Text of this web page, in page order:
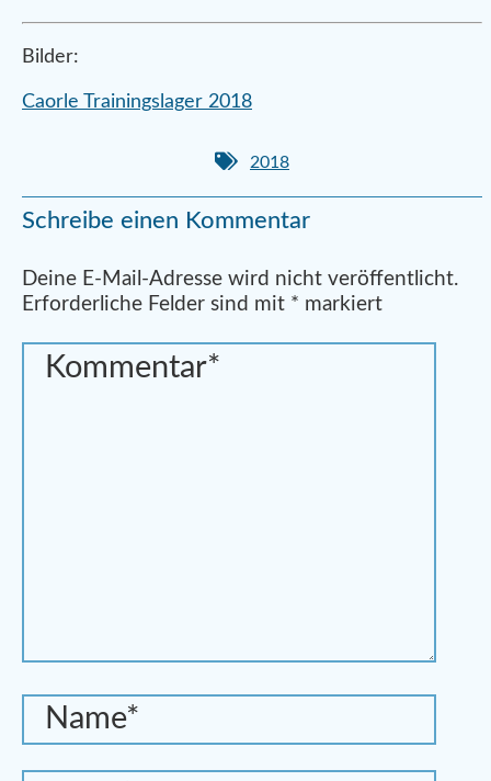
Bilder:
Caorle Trainingslager 2018
2018
Schreibe einen Kommentar
Deine E-Mail-Adresse wird nicht veröffentlicht.
Erforderliche Felder sind mit * markiert